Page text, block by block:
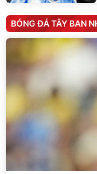
BÓNG ĐÁ TÂY BAN